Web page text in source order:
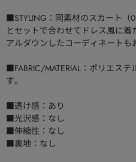
■STYLING：同素材のスカート（
とセットで合わせてドレス風に
アルダウンしたコーディネートも
■FABRIC/MATERIAL：ポリエス
す。
■透け感：あり
■光沢感：なし
■伸縮性：なし
■裏地：なし